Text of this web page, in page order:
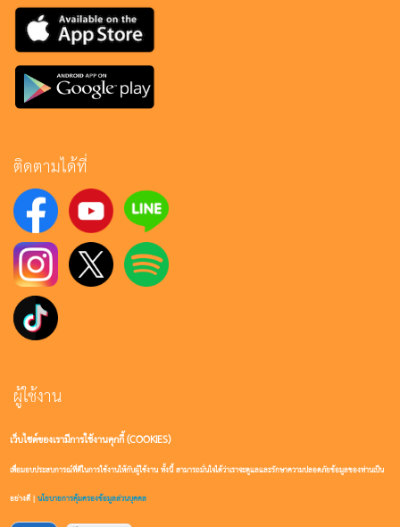
ติดตามได้ที่
ผู้ใช้งาน
เข้าสู่ระบบ
สมัครสมาชิก
เว็บไซต์ของเรามีการใช้งานคุกกี้ (COOKIES)
เพื่อมอบประสบการณ์ที่ดีในการใช้งานให้กับผู้ใช้งาน ทั้งนี้ สามารถมั่นใจได้ว่าเราจะดูแลและรักษาความปลอดภัยข้อมูลของท่านเป็น
อย่างดี |นโยบายการคุ้มครองข้อมูลส่วนบุคคล